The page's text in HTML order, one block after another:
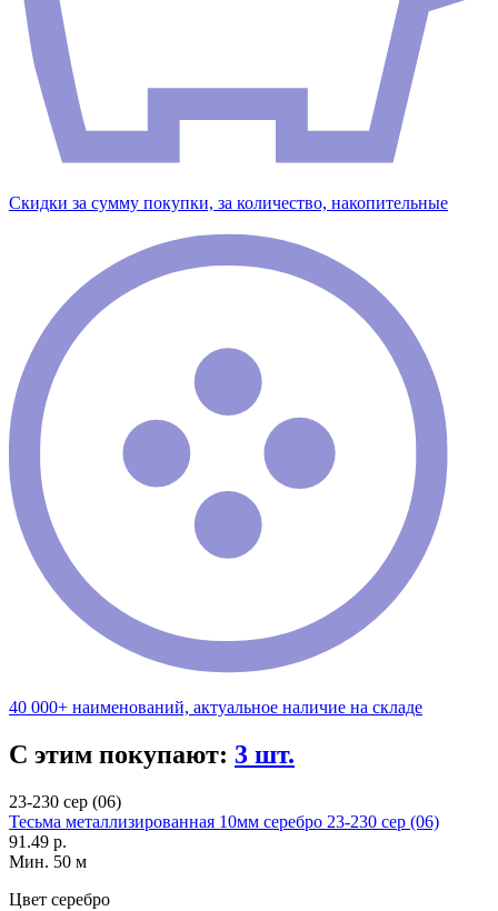
Скидки за сумму покупки, за количество, накопительные
40 000+ наименований, актуальное наличие на складе
С этим покупают: 3 шт.
23-230 сер (06)
Тесьма металлизированная 10мм серебро 23-230 сер (06)
91.49 р.
Мин. 50 м
Цвет серебро